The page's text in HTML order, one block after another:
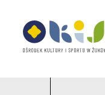
Nabory